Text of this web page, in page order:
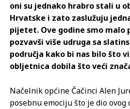
oni su jednako hrabro stali u
Hrvatske i zato zaslužuju
pijetet. Ove godine smo malo
pozvavši više udruga sa
područja kako bi nas bilo što
obljetnica dobila što veći
Načelnik općine Čačinci Alen
posebnu emociju što je dio ovog